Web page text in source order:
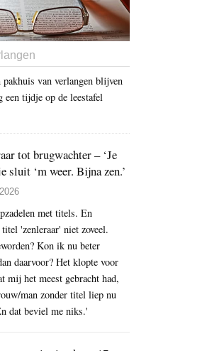
van verlangen blijven
een tijdje op de leestafel
tot brugwachter – ‘Je
sluit ‘m weer. Bijna zen.’
met titels. En
'zenleraar' niet zoveel.
Kon ik nu beter
daarvoor? Het klopte voor
mij het meest gebracht had,
man zonder titel liep nu
dat beviel me niks.'